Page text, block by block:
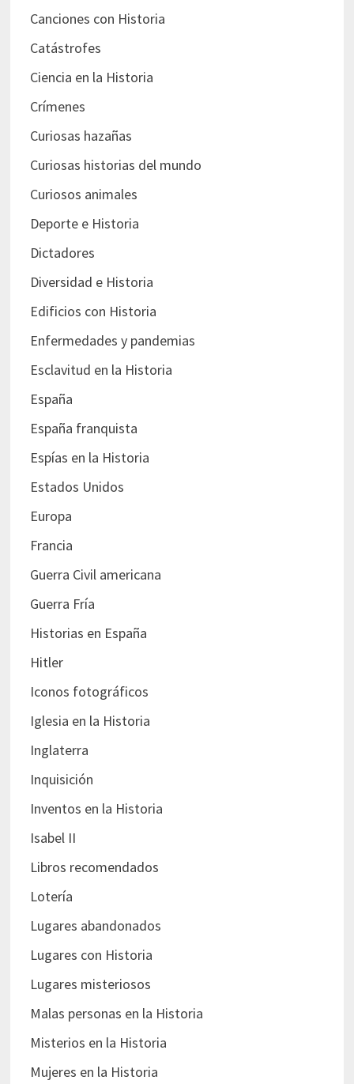
Canciones con Historia
Catástrofes
Ciencia en la Historia
Crímenes
Curiosas hazañas
Curiosas historias del mundo
Curiosos animales
Deporte e Historia
Dictadores
Diversidad e Historia
Edificios con Historia
Enfermedades y pandemias
Esclavitud en la Historia
España
España franquista
Espías en la Historia
Estados Unidos
Europa
Francia
Guerra Civil americana
Guerra Fría
Historias en España
Hitler
Iconos fotográficos
Iglesia en la Historia
Inglaterra
Inquisición
Inventos en la Historia
Isabel II
Libros recomendados
Lotería
Lugares abandonados
Lugares con Historia
Lugares misteriosos
Malas personas en la Historia
Misterios en la Historia
Mujeres en la Historia